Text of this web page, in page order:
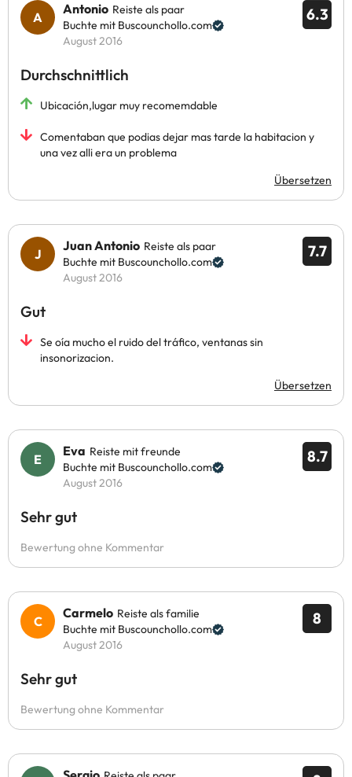
6.3
Antonio Reiste als paar
Buchte mit Buscounchollo.com
August 2016
Durchschnittlich
Ubicación,lugar muy recomemdable
Comentaban que podias dejar mas tarde la habitacion y
una vez alli era un problema
Übersetzen
7.7
Juan Antonio Reiste als paar
Buchte mit Buscounchollo.com
August 2016
Gut
Se oía mucho el ruido del tráfico, ventanas sin
insonorizacion.
Übersetzen
8.7
Eva Reiste mit freunde
Buchte mit Buscounchollo.com
August 2016
Sehr gut
Bewertung ohne Kommentar
8
Carmelo Reiste als familie
Buchte mit Buscounchollo.com
August 2016
Sehr gut
Bewertung ohne Kommentar